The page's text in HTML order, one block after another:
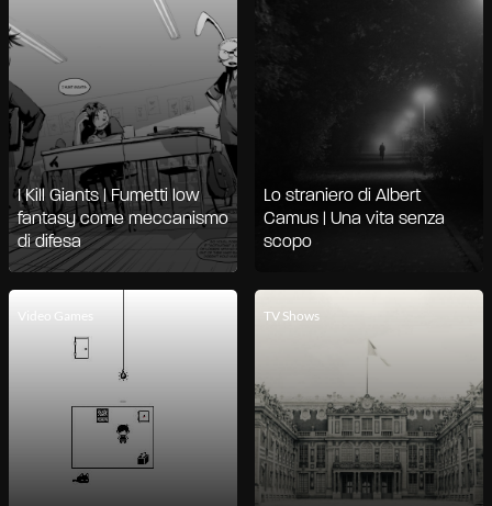
I Kill Giants | Fumetti low
fantasy come meccanismo
di difesa
Lo straniero di Albert
Camus | Una vita senza
scopo
Video Games TV Shows